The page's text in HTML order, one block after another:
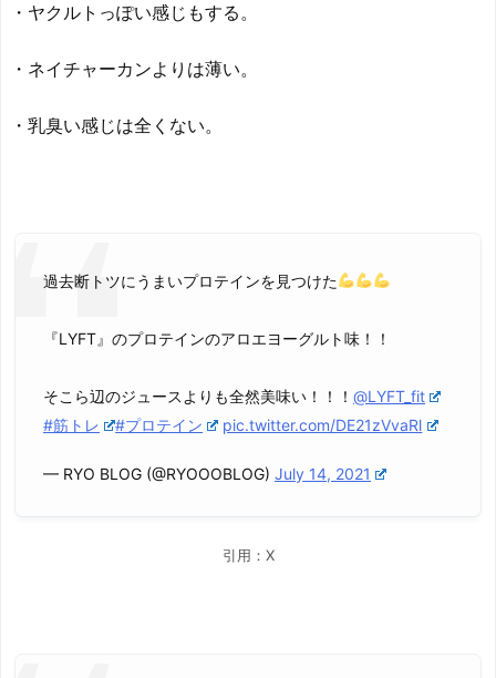
・ヤクルトっぽい感じもする。
・ネイチャーカンよりは薄い。
・乳臭い感じは全くない。
過去断トツにうまいプロテインを見つけた
『LYFT』のプロテインのアロエヨーグルト味！！
そこら辺のジュースよりも全然美味い！！！ @LYFT_fit
#筋トレ
#プロテイン pic.twitter.com/DE21zVvaRl
— RYO BLOG (@RYOOOBLOG) July 14, 2021
引用：X